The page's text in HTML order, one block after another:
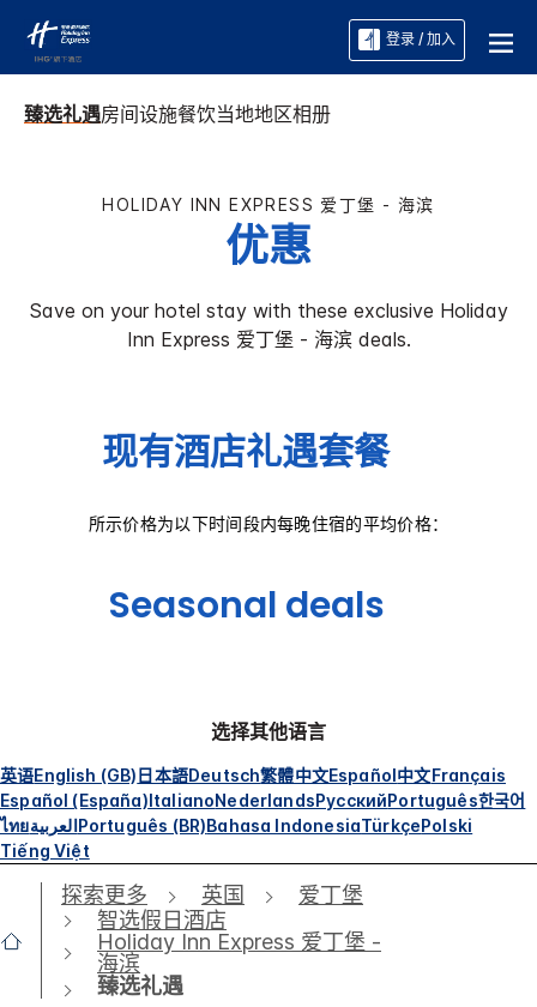
登录 / 加入
臻选礼遇房间设施餐饮当地地区相册
HOLIDAY INN EXPRESS 爱丁堡 - 海滨
优惠
Save on your hotel stay with these exclusive Holiday
Inn Express 爱丁堡 - 海滨deals.
现有酒店礼遇套餐
所示价格为以下时间段内每晚住宿的平均价格：
Seasonal deals
选择其他语言
英语English (GB)日本語Deutsch繁體中文Español中文Français
Español (España)ItalianoNederlandsРусскийPortuguês한국어
ไทยالعربيةPortuguês (BR)Bahasa IndonesiaTürkçePolski
Tiếng Việt
探索更多 英国
爱丁堡
智选假日酒店
Holiday Inn Express 爱丁堡 -
海滨
臻选礼遇